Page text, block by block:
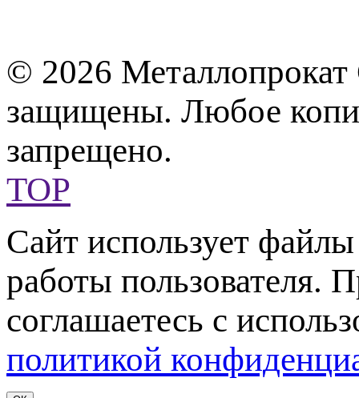
© 2026
защищены. Любое
запрещено.
TOP
Сайт использует
работы пользователя.
соглашаетесь с
политикой